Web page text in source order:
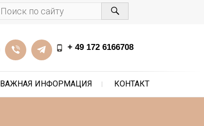
+ 49 172 6166708
ВАЖНАЯ ИНФОРМАЦИЯ КОНТАКТ